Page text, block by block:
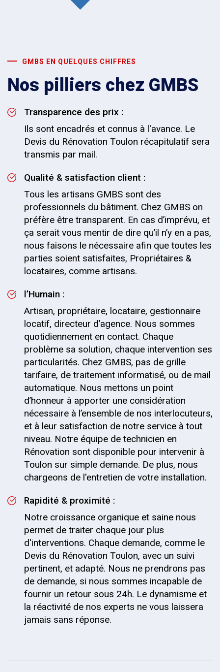
GMBS EN QUELQUES CHIFFRES
Nos pilliers chez GMBS
Transparence des prix :
Ils sont encadrés et connus à l'avance. Le
Devis du Rénovation Toulon récapitulatif sera
transmis par mail.
Qualité & satisfaction client :
Tous les artisans GMBS sont des
professionnels du bâtiment. Chez GMBS on
préfère être transparent. En cas d’imprévu, et
ça serait vous mentir de dire qu’il n’y en a pas,
nous faisons le nécessaire afin que toutes les
parties soient satisfaites, Propriétaires &
locataires, comme artisans.
l’Humain :
Artisan, propriétaire, locataire, gestionnaire
locatif, directeur d’agence. Nous sommes
quotidiennement en contact. Chaque
problème sa solution, chaque intervention ses
particularités. Chez GMBS, pas de grille
tarifaire, de traitement informatisé, ou de mail
automatique. Nous mettons un point
d’honneur à apporter une considération
nécessaire à l’ensemble de nos interlocuteurs,
et à leur satisfaction de notre service à tout
niveau. Notre équipe de technicien en
Rénovation sont disponible pour intervenir à
Toulon sur simple demande. De plus, nous
chargeons de l'entretien de votre installation.
Rapidité & proximité :
Notre croissance organique et saine nous
permet de traiter chaque jour plus
d'interventions. Chaque demande, comme le
Devis du Rénovation Toulon, avec un suivi
pertinent, et adapté. Nous ne prendrons pas
de demande, si nous sommes incapable de
fournir un retour sous 24h. Le dynamisme et
la réactivité de nos experts ne vous laissera
jamais sans réponse.